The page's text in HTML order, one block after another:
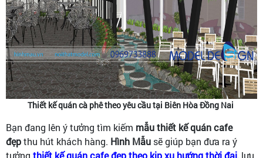
Thiết kế quán cà phê theo yêu cầu tại Biên Hòa Đồng Nai
Bạn đang lên ý tưởng tìm kiếm mẫu thiết kế quán cafe
đẹpthu hút khách hàng. Hình Mẫu sẽ giúp bạn đưa ra ý
tưởng thiết kế quán cafe đẹp theo kịp xu hướng thời đại, lưu